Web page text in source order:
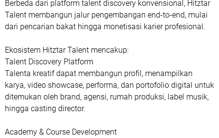
Berbeda dari platform talent discovery konvensional, Hitztar
Talent membangun jalur pengembangan end-to-end, mulai
dari pencarian bakat hingga monetisasi karier profesional.
Ekosistem Hitztar Talent mencakup:
Talent Discovery Platform
Talenta kreatif dapat membangun profil, menampilkan
karya, video showcase, performa, dan portofolio digital untuk
ditemukan oleh brand, agensi, rumah produksi, label musik,
hingga casting director.
Academy & Course Development